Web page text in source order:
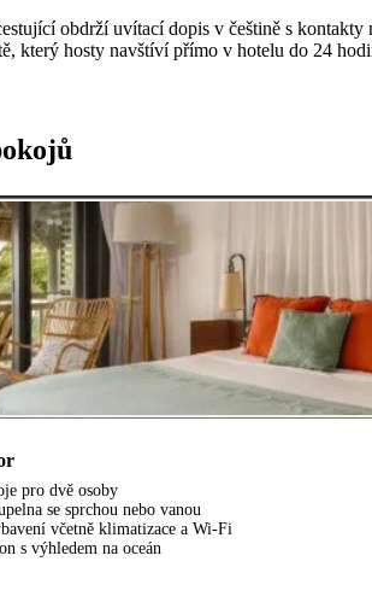
obdrží uvítací dopis v češtině s kontakty
který hosty navštíví přímo v hotelu do 24
pro dvě osoby
se sprchou nebo vanou
včetně klimatizace a Wi-Fi
s výhledem na oceán